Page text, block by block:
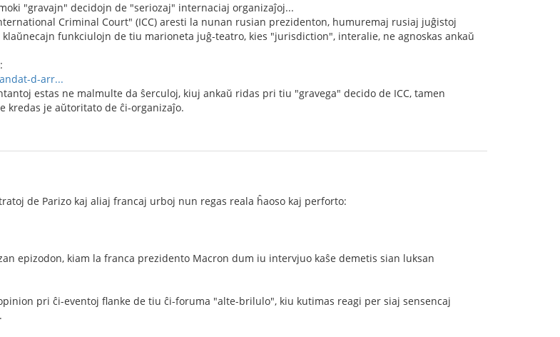
"gravajn" decidojn de "seriozaj" internaciaj organizaĵoj...
Criminal Court" (ICC) aresti la nunan rusian prezidenton, humuremaj rusiaj juĝistoj
funkciulojn de tiu marioneta juĝ-teatro, kies "jurisdiction", interalie, ne agnoskas ankaŭ
d-arr...
estas ne malmulte da ŝerculoj, kiuj ankaŭ ridas pri tiu "gravega" decido de ICC, tamen
kredas je aŭtoritato de ĉi-organizaĵo.
de Parizo kaj aliaj francaj urboj nun regas reala ĥaoso kaj perforto:
epizodon, kiam la franca prezidento Macron dum iu intervjuo kaŝe demetis sian luksan
pri ĉi-eventoj flanke de tiu ĉi-foruma "alte-brilulo", kiu kutimas reagi per siaj sensencaj